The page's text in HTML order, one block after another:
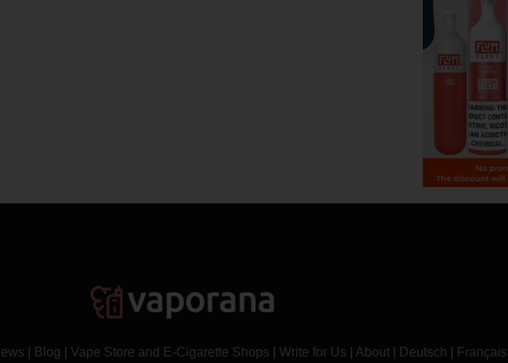
Blog Vape Store and E-Cigarette Shops Write for Us About| Deutsch Français